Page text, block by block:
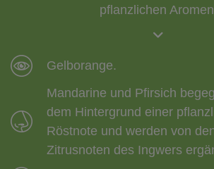
pflanzlichen
Gelborange.
Mandarine und Pfirsich
dem Hintergrund einer
Röstnote und werden von
Zitrusnoten des Ingwers